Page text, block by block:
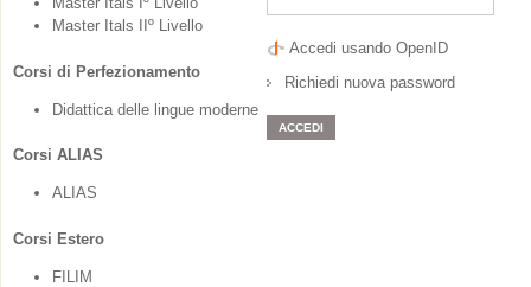
Master Itals IIº Livello
Corsi di Perfezionamento
Didattica delle lingue moderne
Corsi ALIAS
ALIAS
Corsi Estero
FILIM
Accedi usando OpenID
Richiedi nuova password